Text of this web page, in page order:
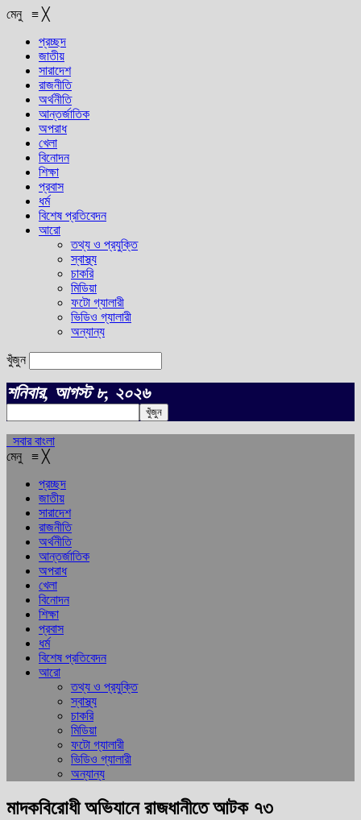
মেনু ≡ ╳
প্রচ্ছদ
জাতীয়
সারাদেশ
রাজনীতি
অর্থনীতি
আন্তর্জাতিক
অপরাধ
খেলা
বিনোদন
শিক্ষা
প্রবাস
ধর্ম
বিশেষ প্রতিবেদন
আরো
তথ্য ও প্রযুক্তি
স্বাস্থ্য
চাকরি
মিডিয়া
ফটো গ্যালারী
ভিডিও গ্যালারী
অন্যান্য
খুঁজুন
শনিবার, আগস্ট ৮, ২০২৬
সবার বাংলা
মেনু ≡ ╳
প্রচ্ছদ
জাতীয়
সারাদেশ
রাজনীতি
অর্থনীতি
আন্তর্জাতিক
অপরাধ
খেলা
বিনোদন
শিক্ষা
প্রবাস
ধর্ম
বিশেষ প্রতিবেদন
আরো
তথ্য ও প্রযুক্তি
স্বাস্থ্য
চাকরি
মিডিয়া
ফটো গ্যালারী
ভিডিও গ্যালারী
অন্যান্য
মাদকবিরোধী অভিযানে রাজধানীতে আটক ৭৩